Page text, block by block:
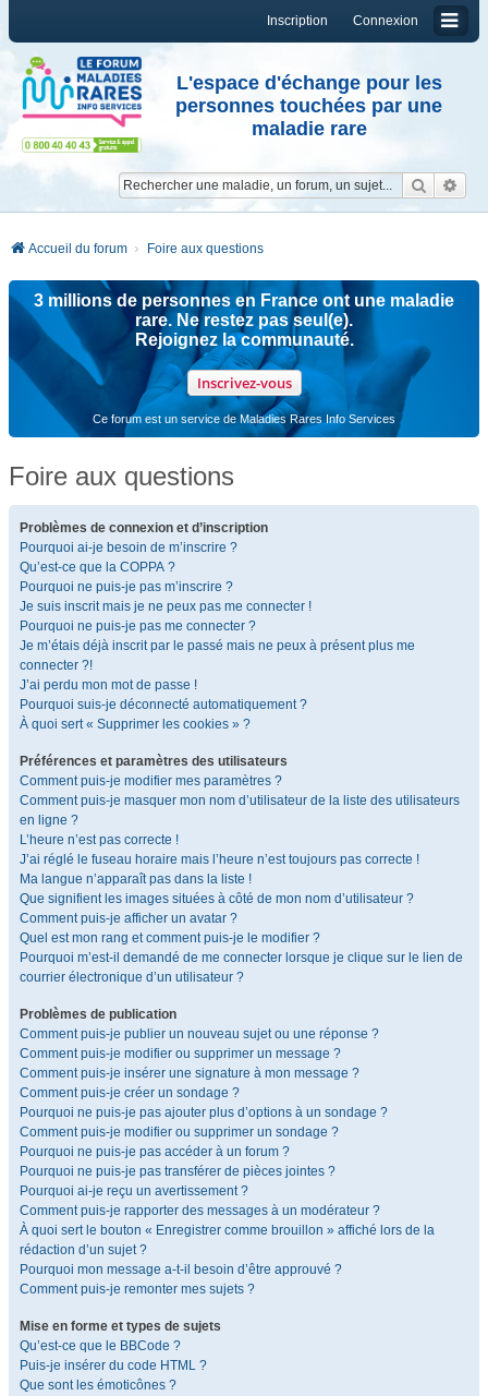
Connexion
Inscription
L'espace d'échange pour les
personnes touchées par une
maladie rare
Accueil du forum Foire aux questions
3 millions de personnes en France ont une maladie
rare. Ne restez pas seul(e).
Rejoignez la communauté.
Inscrivez-vous
Ce forum est un service de Maladies Rares Info Services
Foire aux questions
Problèmes de connexion et d’inscription
Pourquoi ai-je besoin de m’inscrire ?
Qu’est-ce que la COPPA ?
Pourquoi ne puis-je pas m’inscrire ?
Je suis inscrit mais je ne peux pas me connecter !
Pourquoi ne puis-je pas me connecter ?
Je m’étais déjà inscrit par le passé mais ne peux à présent plus me
connecter ?!
J’ai perdu mon mot de passe !
Pourquoi suis-je déconnecté automatiquement ?
À quoi sert « Supprimer les cookies » ?
Préférences et paramètres des utilisateurs
Comment puis-je modifier mes paramètres ?
Comment puis-je masquer mon nom d’utilisateur de la liste des utilisateurs
en ligne ?
L’heure n’est pas correcte !
J’ai réglé le fuseau horaire mais l’heure n’est toujours pas correcte !
Ma langue n’apparaît pas dans la liste !
Que signifient les images situées à côté de mon nom d’utilisateur ?
Comment puis-je afficher un avatar ?
Quel est mon rang et comment puis-je le modifier ?
Pourquoi m’est-il demandé de me connecter lorsque je clique sur le lien de
courrier électronique d’un utilisateur ?
Problèmes de publication
Comment puis-je publier un nouveau sujet ou une réponse ?
Comment puis-je modifier ou supprimer un message ?
Comment puis-je insérer une signature à mon message ?
Comment puis-je créer un sondage ?
Pourquoi ne puis-je pas ajouter plus d’options à un sondage ?
Comment puis-je modifier ou supprimer un sondage ?
Pourquoi ne puis-je pas accéder à un forum ?
Pourquoi ne puis-je pas transférer de pièces jointes ?
Pourquoi ai-je reçu un avertissement ?
Comment puis-je rapporter des messages à un modérateur ?
À quoi sert le bouton « Enregistrer comme brouillon » affiché lors de la
rédaction d’un sujet ?
Pourquoi mon message a-t-il besoin d’être approuvé ?
Comment puis-je remonter mes sujets ?
Mise en forme et types de sujets
Qu’est-ce que le BBCode ?
Puis-je insérer du code HTML ?
Que sont les émoticônes ?